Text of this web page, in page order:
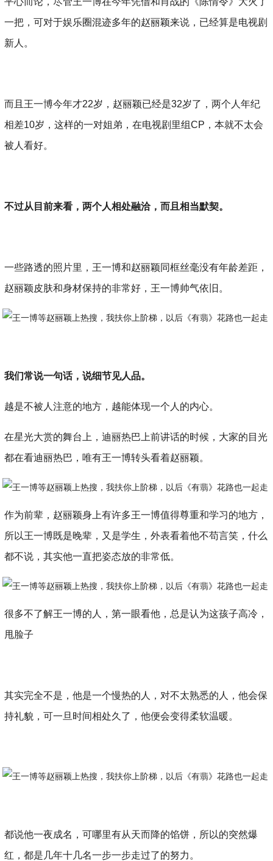
一把，可对于娱乐圈混迹多年的赵丽颖来说，已经算是电视剧
新人。
而且王一博今年才22岁，赵丽颖已经是32岁了，两个人年纪
相差10岁，这样的一对姐弟，在电视剧里组CP，本就不太会
被人看好。
不过从目前来看，两个人相处融洽，而且相当默契。
一些路透的照片里，王一博和赵丽颖同框丝毫没有年龄差距，
赵丽颖皮肤和身材保持的非常好，王一博帅气依旧。
我们常说一句话，说细节见人品。
越是不被人注意的地方，越能体现一个人的内心。
在星光大赏的舞台上，迪丽热巴上前讲话的时候，大家的目光
都在看迪丽热巴，唯有王一博转头看着赵丽颖。
作为前辈，赵丽颖身上有许多王一博值得尊重和学习的地方，
所以王一博既是晚辈，又是学生，外表看着他不苟言笑，什么
都不说，其实他一直把姿态放的非常低。
很多不了解王一博的人，第一眼看他，总是认为这孩子高冷，
甩脸子
其实完全不是，他是一个慢热的人，对不太熟悉的人，他会保
持礼貌，可一旦时间相处久了，他便会变得柔软温暖。
都说他一夜成名，可哪里有从天而降的馅饼，所以的突然爆
红，都是几年十几名一步一步走过了的努力。